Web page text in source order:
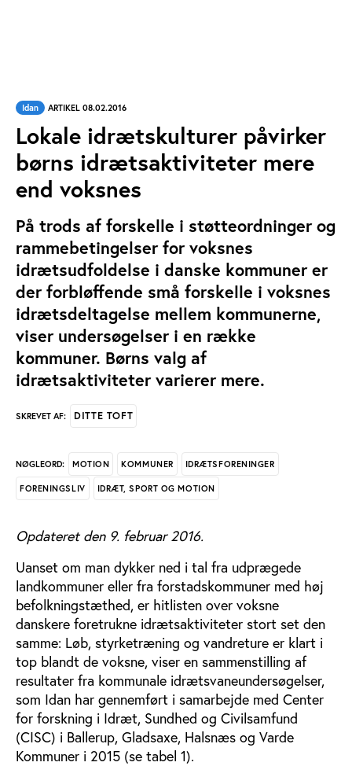
Idan ARTIKEL 08.02.2016
Lokale idrætskulturer påvirker
børns idrætsaktiviteter mere
end voksnes
På trods af forskelle i støtteordninger og
rammebetingelser for voksnes
idrætsudfoldelse i danske kommuner er
der forbløffende små forskelle i voksnes
idrætsdeltagelse mellem kommunerne,
viser undersøgelser i en række
kommuner. Børns valg af
idrætsaktiviteter varierer mere.
SKREVET AF: DITTE TOFT
NØGLEORD: MOTION KOMMUNER IDRÆTSFORENINGER
FORENINGSLIV IDRÆT, SPORT OG MOTION
Opdateret den 9. februar 2016.
Uanset om man dykker ned i tal fra udprægede
landkommuner eller fra forstadskommuner med høj
befolkningstæthed, er hitlisten over voksne
danskere foretrukne idrætsaktiviteter stort set den
samme: Løb, styrketræning og vandreture er klart i
top blandt de voksne, viser en sammenstilling af
resultater fra kommunale idrætsvaneundersøgelser,
som Idan har gennemført i samarbejde med Center
for forskning i Idræt, Sundhed og Civilsamfund
(CISC) i Ballerup, Gladsaxe, Halsnæs og Varde
Kommuner i 2015 (se tabel 1).